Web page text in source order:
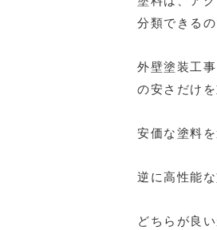
分類できるの
外壁塗装工
の安さだけ
安価な塗料
逆に高性能
どちらが良